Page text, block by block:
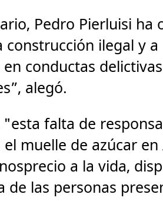
Pedro Pierluisi ha
construcción ilegal y
conductas
alegó.
"esta falta de
muelle de azúcar
a la vida,
de las personas